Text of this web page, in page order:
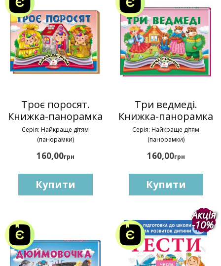
Троє поросят.
Книжка-панорамка
Серія: Найкраще дітям
(панорамки)
160,00грн
Купити
Три ведмеді.
Книжка-панорамка
Серія: Найкраще дітям
(панорамки)
160,00грн
Купити
Акція
-10%